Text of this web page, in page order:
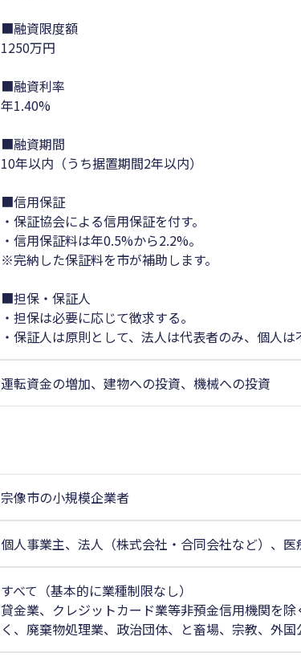
■融資限度額
1250万円
■融資利率
年1.40%
■融資期間
10年以内（うち据置期間2年以内）
■信用保証
・保証協会による信用保証を付す。
・信用保証料は年0.5%から2.2%。
※完納した保証料を市が補助します。
■担保・保証人
・担保は必要に応じて徴求する。
・保証人は原則として、法人は代表者のみ、個人は
運転資金の増加、建物への投資、機械への投資
宗像市の小規模企業者
個人事業主、法人（株式会社・合同会社など）、医
すべて（基本的に業種制限なし）
貸金業、クレジットカード業等非預金信用機関を
く、廃棄物処理業、政治団体、と畜場、宗教、外国